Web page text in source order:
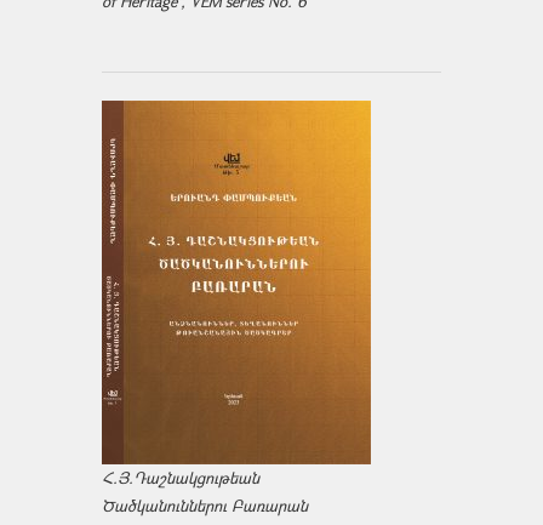
Հ.Յ.Դաշնակցութեան
Ծածկանուններու Բառարան